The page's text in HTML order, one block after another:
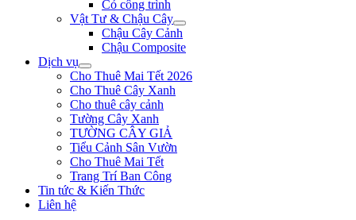
Cỏ công trình
Vật Tư & Chậu Cây
Chậu Cây Cảnh
Chậu Composite
Dịch vụ
Cho Thuê Mai Tết 2026
Cho Thuê Cây Xanh
Cho thuê cây cảnh
Tường Cây Xanh
TƯỜNG CÂY GIẢ
Tiểu Cảnh Sân Vườn
Cho Thuê Mai Tết
Trang Trí Ban Công
Tin tức & Kiến Thức
Liên hệ